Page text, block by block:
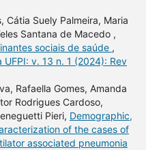
Cátia Suely Palmeira, Maria
Santana de Macedo ,
sociais de saúde ,
v. 13 n. 1 (2024): Rev
Rafaella Gomes, Amanda
Rodrigues Cardoso,
Pieri, Demographic,
of the cases of
associated pneumonia